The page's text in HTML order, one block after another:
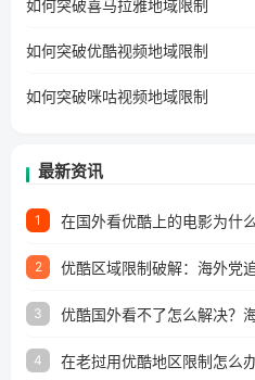
户收听网易云音乐地区
工作、留学、定居等，
所困扰。
如何突破喜马拉雅地域限制
如何突破优酷视频地域限制
如何突破咪咕视频地域限制
最新资讯
1
2
3
4